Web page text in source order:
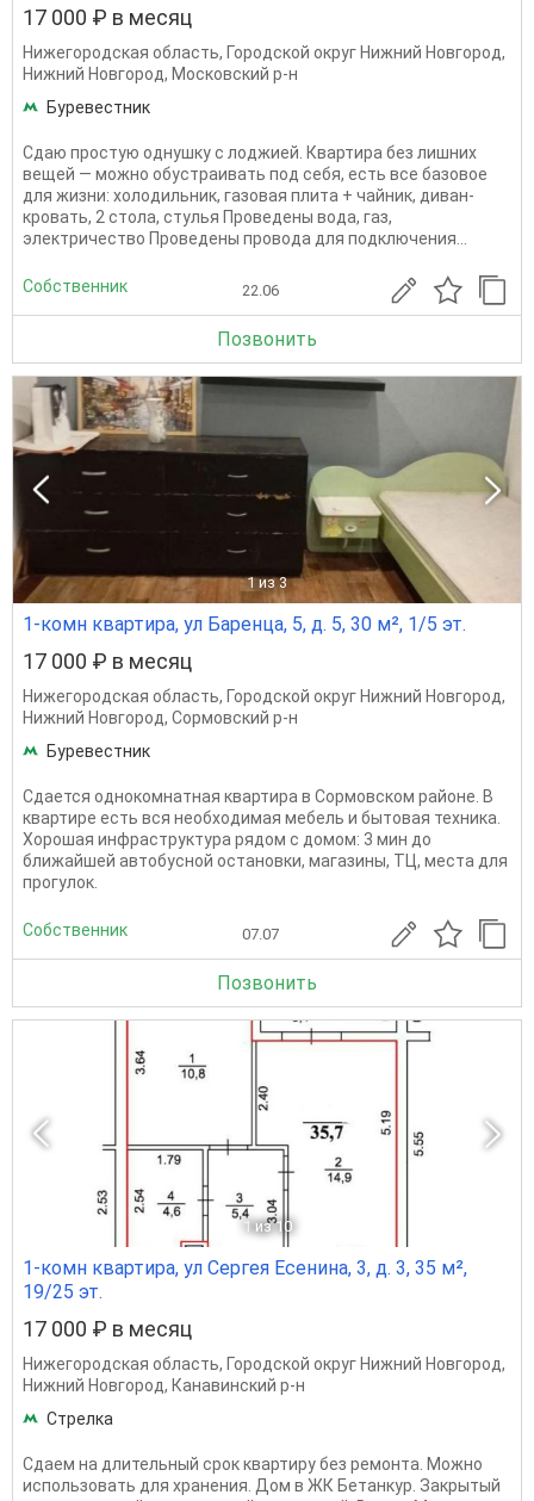
17 000 ₽ в месяц
Нижегородская область, Городской округ Нижний Новгород,
Нижний Новгород, Московский р-н
Буревестник
Сдаю простую однушку с лоджией. Квартира без лишних
вещей — можно обустраивать под себя, есть все базовое
для жизни: холодильник, газовая плита + чайник, диван-
кровать, 2 стола, стулья Проведены вода, газ,
электричество Проведены провода для подключения...
Собственник 22.06
Позвонить
1 из 3
1-комн квартира, ул Баренца, 5, д. 5, 30 м², 1/5 эт.
17 000 ₽ в месяц
Нижегородская область, Городской округ Нижний Новгород,
Нижний Новгород, Сормовский р-н
Буревестник
Сдается однокомнатная квартира в Сормовском районе. В
квартире есть вся необходимая мебель и бытовая техника.
Хорошая инфраструктура рядом с домом: 3 мин до
ближайшей автобусной остановки, магазины, ТЦ, места для
прогулок.
Собственник 07.07
Позвонить
1 из 10
1-комн квартира, ул Сергея Есенина, 3, д. 3, 35 м²,
19/25 эт.
17 000 ₽ в месяц
Нижегородская область, Городской округ Нижний Новгород,
Нижний Новгород, Канавинский р-н
Стрелка
Сдаем на длительный срок квартиру без ремонта. Можно
использовать для хранения. Дом в ЖК Бетанкур. Закрытый